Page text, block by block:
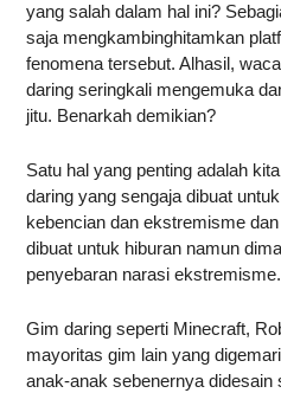
yang salah dalam hal ini?
saja mengkambinghitamkan
fenomena tersebut. Alhasil,
daring seringkali mengemuka
jitu. Benarkah demikian?
Satu hal yang penting adalah
daring yang sengaja dibuat
kebencian dan ekstremisme
dibuat untuk hiburan namun
penyebaran narasi ekstremisme.
Gim daring seperti Minecraft,
mayoritas gim lain yang
anak-anak sebenernya didesain